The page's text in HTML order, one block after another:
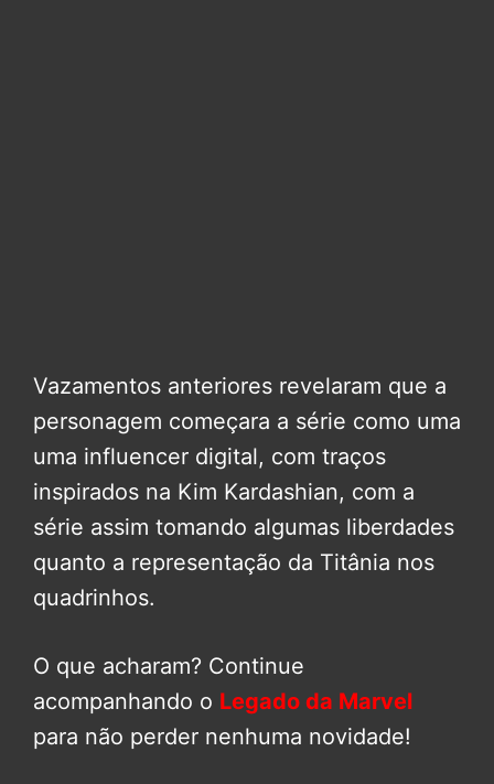
Vazamentos anteriores revelaram que a
personagem começara a série como uma
uma influencer digital, com traços
inspirados na Kim Kardashian, com a
série assim tomando algumas liberdades
quanto a representação da Titânia nos
quadrinhos.
O que acharam? Continue
acompanhando o Legado da Marvel
para não perder nenhuma novidade!